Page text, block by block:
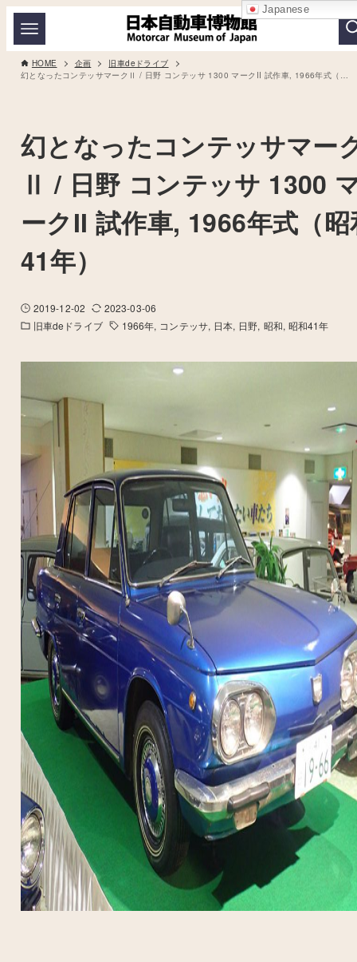
HOME 企画
旧車deドライブ
幻となったコンテッサマークⅡ / 日野 コンテッサ 1300 マークII 試作車, 1966年式（昭和41年）
幻となったコンテッサマー
Ⅱ / 日野 コンテッサ 1300
ークII 試作車, 1966年式（昭
41年）
2019-12-02
2023-03-06
旧車deドライブ
1966年 コンテッサ 日本 日野 昭和 昭和41年
Japanese